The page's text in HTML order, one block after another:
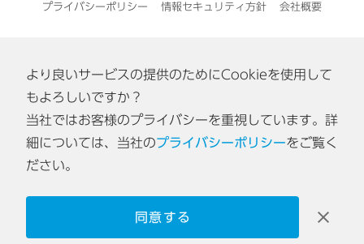
プライバシーポリシー
情報セキュリティ方針 会社概要
より良いサービスの提供のためにCookieを使用して
もよろしいですか？
当社ではお客様のプライバシーを重視しています。詳
細については、当社のプライバシーポリシーをご覧く
ださい。
同意する
認証番号: ISA IS 0170